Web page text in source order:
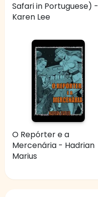
Safari in Portuguese) -
Karen Lee
O Repórter e a
Mercenária - Hadrian
Marius